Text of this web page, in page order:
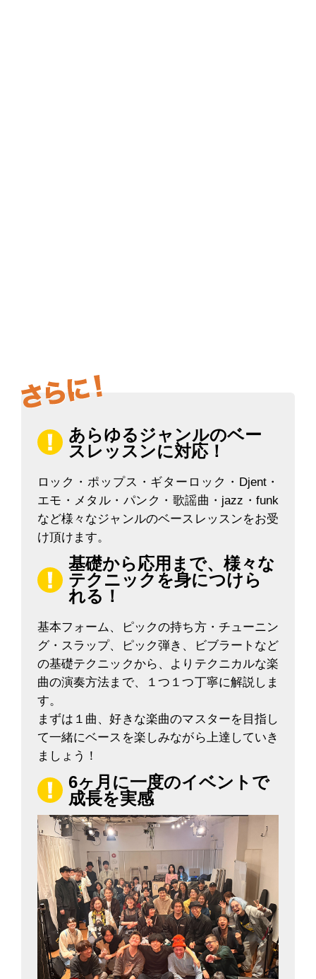
あらゆるジャンルのベー
スレッスンに対応！
ロック・ポップス・ギターロック・Djent・
エモ・メタル・パンク・歌謡曲・jazz・funk
など様々なジャンルのベースレッスンをお受
け頂けます。
基礎から応用まで、様々な
テクニックを身につけら
れる！
基本フォーム、ピックの持ち方・チューニン
グ・スラップ、ピック弾き、ビブラートなど
の基礎テクニックから、よりテクニカルな楽
曲の演奏方法まで、１つ１つ丁寧に解説しま
す。
まずは１曲、好きな楽曲のマスターを目指し
て一緒にベースを楽しみながら上達していき
ましょう！
6ヶ月に一度のイベントで
成長を実感